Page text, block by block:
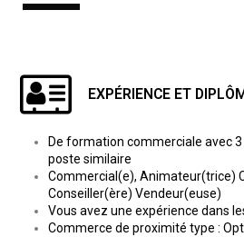
EXPÉRIENCE ET
De formation commerciale avec
poste similaire
Commercial(e), Animateur(trice)
Conseiller(ère) Vendeur(euse)
Vous avez une expérience dans
Commerce de proximité type :